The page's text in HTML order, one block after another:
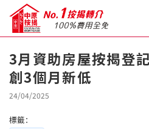
關於我們
3月資助房屋按揭登
創3個月新低
24/04/2025
標籤：